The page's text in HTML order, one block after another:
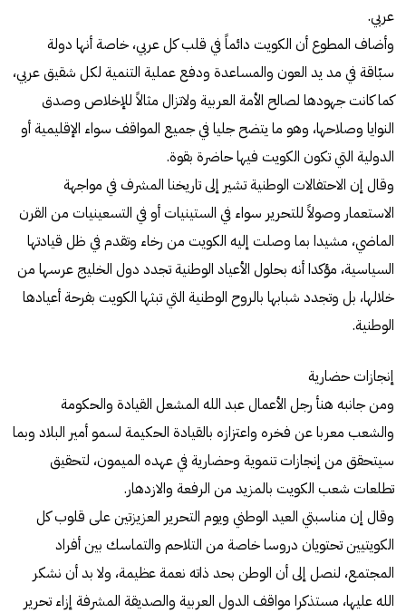
عربي.
وأضاف المطوع أن الكويت دائماً في قلب كل عربي، خاصة أنها دولة
سبّاقة في مد يد العون والمساعدة ودفع عملية التنمية لكل شقيق عربي،
كما كانت جهودها لصالح الأمة العربية ولاتزال مثالاً للإخلاص وصدق
النوايا وصلاحها، وهو ما يتضح جليا في جميع المواقف سواء الإقليمية أو
الدولية التي تكون الكويت فيها حاضرة بقوة.
وقال إن الاحتفالات الوطنية تشير إلى تاريخنا المشرف في مواجهة
الاستعمار وصولاً للتحرير سواء في الستينيات أو في التسعينيات من القرن
الماضي، مشيدا بما وصلت إليه الكويت من رخاء وتقدم في ظل قيادتها
السياسية، مؤكدا أنه بحلول الأعياد الوطنية تجدد دول الخليج عرسها من
خلالها، بل وتجدد شبابها بالروح الوطنية التي تبثها الكويت بفرحة أعيادها
الوطنية.
إنجازات حضارية
ومن جانبه هنأ رجل الأعمال عبد الله المشعل القيادة والحكومة
والشعب معربا عن فخره واعتزازه بالقيادة الحكيمة لسمو أمير البلاد وبما
سيتحقق من إنجازات تنموية وحضارية في عهده الميمون، لتحقيق
تطلعات شعب الكويت بالمزيد من الرفعة والازدهار.
وقال إن مناسبتي العيد الوطني ويوم التحرير العزيزتين على قلوب كل
الكويتيين تحتويان دروسا خاصة من التلاحم والتماسك بين أفراد
المجتمع، لنصل إلى أن الوطن بحد ذاته نعمة عظيمة، ولا بد أن نشكر
الله عليها، مستذكرا مواقف الدول العربية والصديقة المشرفة إزاء تحرير